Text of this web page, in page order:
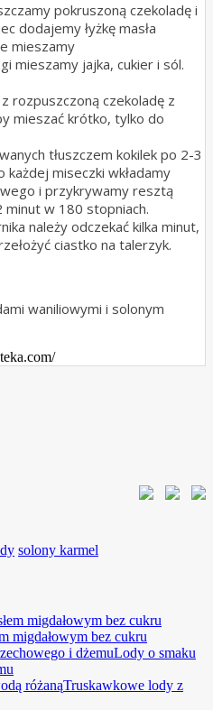
pokruszoną czekoladę i
dodajemy łyżkę masła
mieszamy
mieszamy jajka, cukier i sól.
rozpuszczoną czekoladę z
mieszać krótko, tylko do
tłuszczem kokilek po 2-3
każdej miseczki wkładamy
i przykrywamy resztą
minut w 180 stopniach.
należy odczekać kilka minut,
ciastko na talerzyk.
waniliowymi i solonym
solony karmel
migdałowym bez cukru
Lody o smaku
Truskawkowe lody z